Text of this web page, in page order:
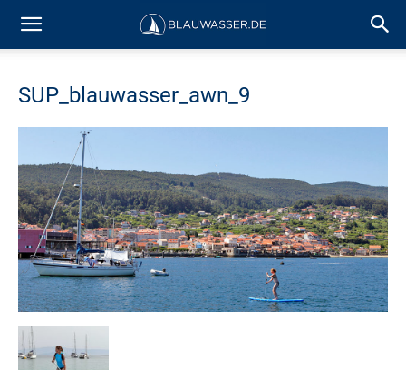
SUP_blauwasser_awn_9